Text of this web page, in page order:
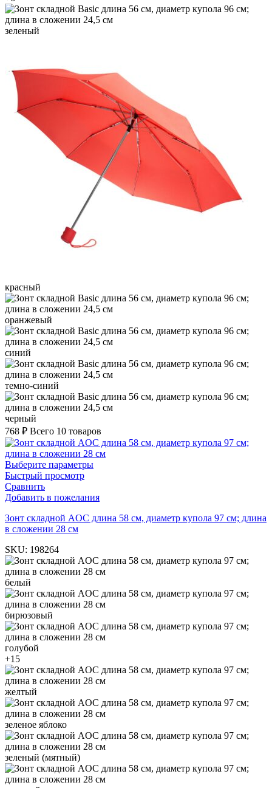
зеленый
красный
оранжевый
синий
темно-синий
черный
768 ₽ Всего 10 товаров
Выберите параметры
Быстрый просмотр
Сравнить
Добавить в пожелания
Зонт складной AOC длина 58 см, диаметр купола 97 см; длина
в сложении 28 см
SKU: 198264
белый
бирюзовый
голубой
+15
желтый
зеленое яблоко
зеленый (мятный)